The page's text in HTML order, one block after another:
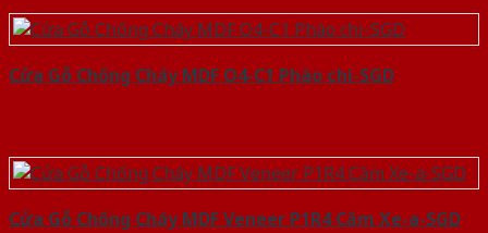
Cửa Gỗ Chống Cháy MDF O4-C1 Phào chi-SGD
Cửa Gỗ Chống Cháy MDF Veneer P1R4 Căm Xe-a-SGD